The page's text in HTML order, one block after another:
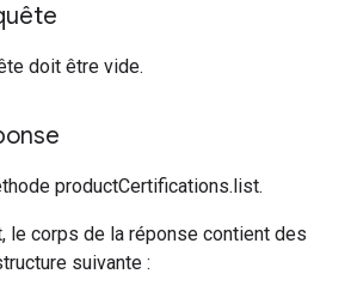
doit être vide.
productCertifications.list.
le corps de la réponse contient des
suivante :